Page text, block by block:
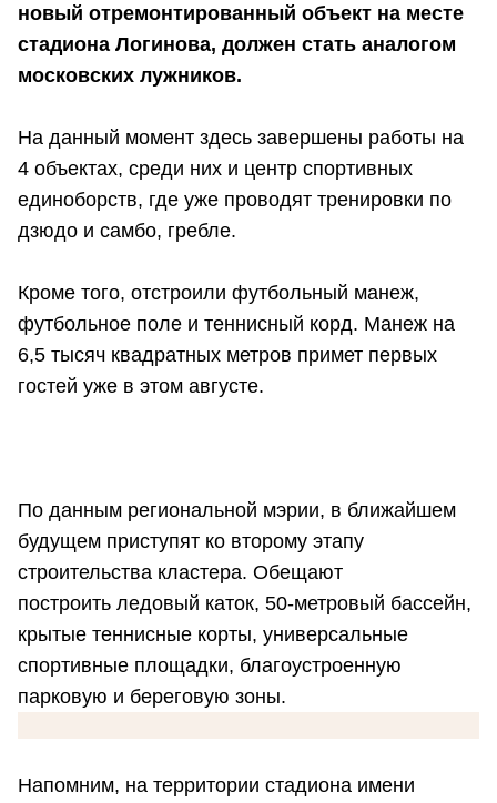
новый отремонтированный объект на месте
стадиона Логинова, должен стать аналогом
московских лужников.
На данный момент здесь завершены работы на
4 объектах, среди них и центр спортивных
единоборств, где уже проводят тренировки по
дзюдо и самбо, гребле.
Кроме того, отстроили футбольный манеж,
футбольное поле и теннисный корд. Манеж на
6,5 тысяч квадратных метров примет первых
гостей уже в этом августе.
По данным региональной мэрии, в ближайшем
будущем приступят ко второму этапу
строительства кластера. Обещают
построить ледовый каток, 50-метровый бассейн,
крытые теннисные корты, универсальные
спортивные площадки, благоустроенную
парковую и береговую зоны.
Напомним, на территории стадиона имени